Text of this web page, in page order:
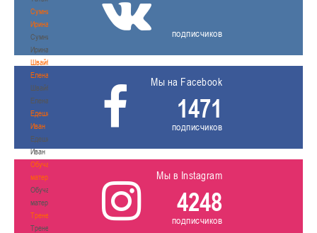
Сумникова
Ирина
Сумникова
Ирина
Швайбович
Елена
Швайбович
Елена
Едешко
Иван
Едешко
Иван
Обучающие
материалы
Обучающие
материалы
Тренерам
Тренерам
подписчиков
Мы на Facebook
1471
подписчиков
Мы в Instagram
4248
подписчиков